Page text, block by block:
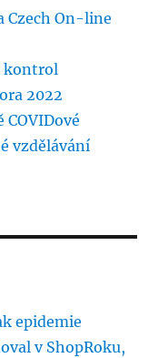
Czech On-line
kontrol
2022
vzdělávání
epidemie
v ShopRoku,